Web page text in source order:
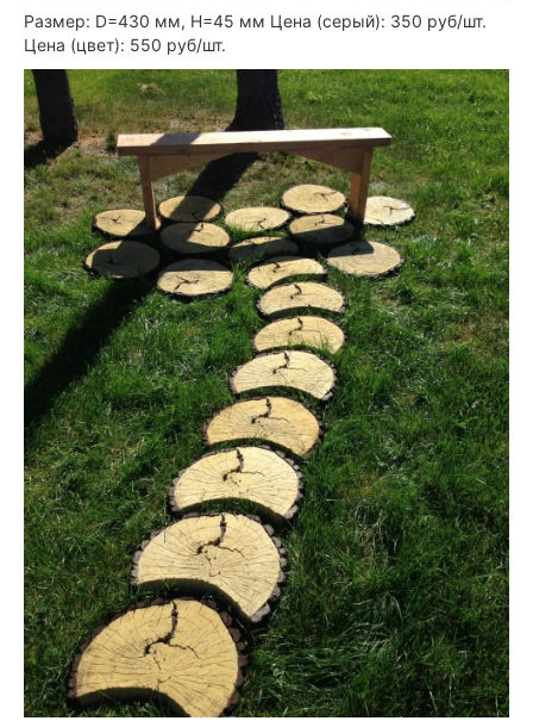
Размер: D=430 мм, Н=45 мм Цена (серый): 350 руб/шт.
Цена (цвет): 550 руб/шт.